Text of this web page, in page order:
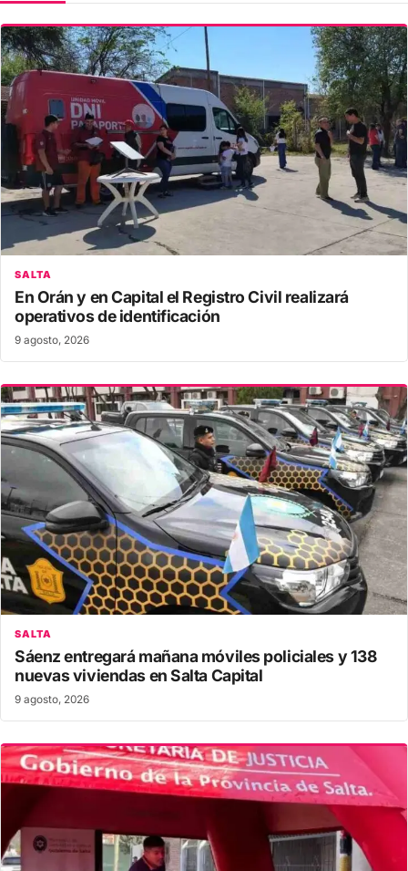
SALTA
En Orán y en Capital el Registro Civil realizará
operativos de identificación
9 agosto, 2026
SALTA
Sáenz entregará mañana móviles policiales y 138
nuevas viviendas en Salta Capital
9 agosto, 2026